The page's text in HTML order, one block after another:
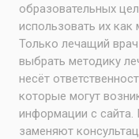
образовательных
использовать их
Только лечащий
выбрать методику
несёт
которые могут
информации с
заменяют